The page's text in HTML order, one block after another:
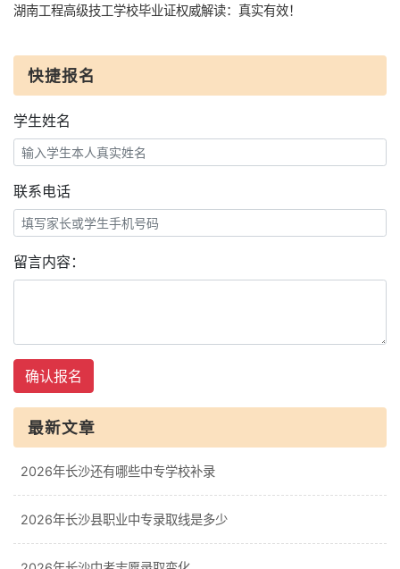
湖南工程高级技工学校毕业证权威解读：真实有效！
快捷报名
学生姓名
联系电话
留言内容：
确认报名
最新文章
2026年长沙还有哪些中专学校补录
2026年长沙县职业中专录取线是多少